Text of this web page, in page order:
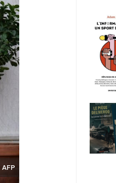
AFP